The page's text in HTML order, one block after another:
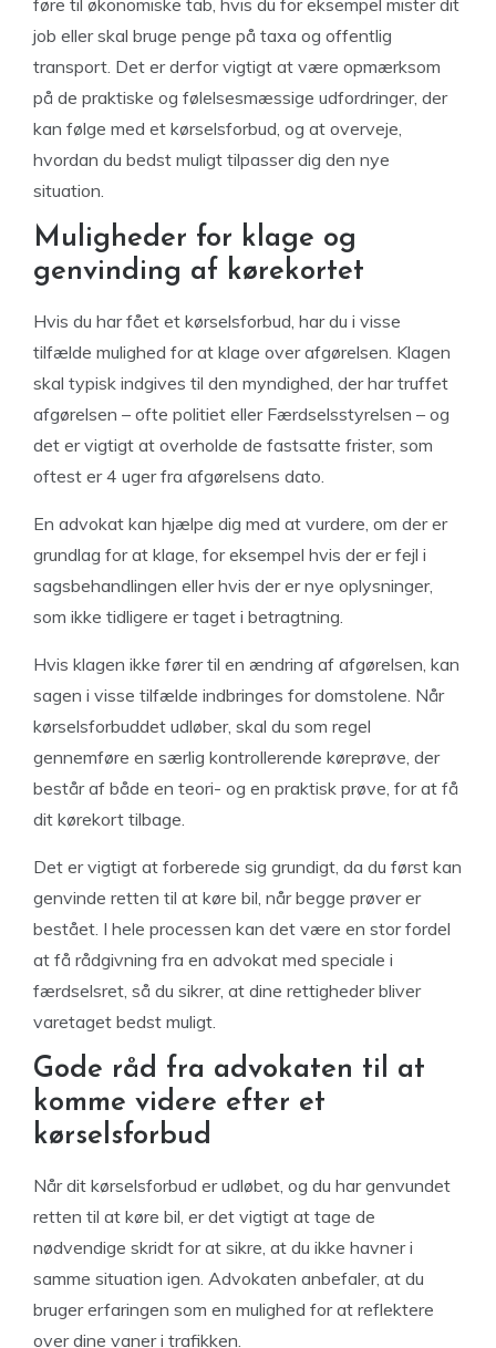
føre til økonomiske tab, hvis du for eksempel mister dit
job eller skal bruge penge på taxa og offentlig
transport. Det er derfor vigtigt at være opmærksom
på de praktiske og følelsesmæssige udfordringer, der
kan følge med et kørselsforbud, og at overveje,
hvordan du bedst muligt tilpasser dig den nye
situation.
Muligheder for klage og
genvinding af kørekortet
Hvis du har fået et kørselsforbud, har du i visse
tilfælde mulighed for at klage over afgørelsen. Klagen
skal typisk indgives til den myndighed, der har truffet
afgørelsen – ofte politiet eller Færdselsstyrelsen – og
det er vigtigt at overholde de fastsatte frister, som
oftest er 4 uger fra afgørelsens dato.
En advokat kan hjælpe dig med at vurdere, om der er
grundlag for at klage, for eksempel hvis der er fejl i
sagsbehandlingen eller hvis der er nye oplysninger,
som ikke tidligere er taget i betragtning.
Hvis klagen ikke fører til en ændring af afgørelsen, kan
sagen i visse tilfælde indbringes for domstolene. Når
kørselsforbuddet udløber, skal du som regel
gennemføre en særlig kontrollerende køreprøve, der
består af både en teori- og en praktisk prøve, for at få
dit kørekort tilbage.
Det er vigtigt at forberede sig grundigt, da du først kan
genvinde retten til at køre bil, når begge prøver er
bestået. I hele processen kan det være en stor fordel
at få rådgivning fra en advokat med speciale i
færdselsret, så du sikrer, at dine rettigheder bliver
varetaget bedst muligt.
Gode råd fra advokaten til at
komme videre efter et
kørselsforbud
Når dit kørselsforbud er udløbet, og du har genvundet
retten til at køre bil, er det vigtigt at tage de
nødvendige skridt for at sikre, at du ikke havner i
samme situation igen. Advokaten anbefaler, at du
bruger erfaringen som en mulighed for at reflektere
over dine vaner i trafikken.